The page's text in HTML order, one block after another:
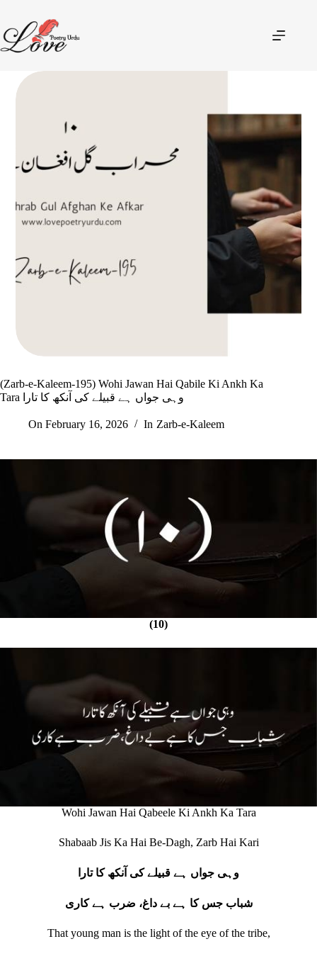
(Zarb-e-Kaleem-195) Wohi Jawan Hai Qabile Ki Ankh Ka
Tara وہی جواں ہے قبیلے کی آنکھ کا تارا
On February 16, 2026 In Zarb-e-Kaleem
(10)
Wohi Jawan Hai Qabeele Ki Ankh Ka Tara
Shabaab Jis Ka Hai Be-Dagh, Zarb Hai Kari
وہی جواں ہے قبیلے کی آنکھ کا تارا
شباب جس کا ہے بے داغ، ضرب ہے کاری
That young man is the light of the eye of the tribe,